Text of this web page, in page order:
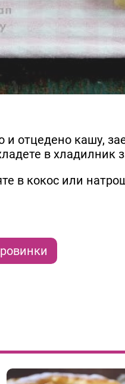
и отцедено кашу,
в хладилник
в кокос или